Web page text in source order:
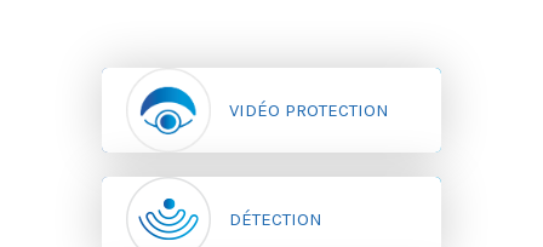
VIDÉO PROTECTION
DÉTECTION